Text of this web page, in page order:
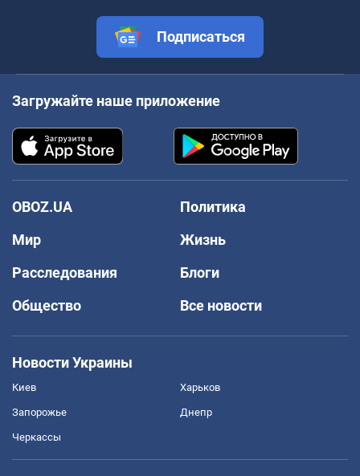
Подписаться
Загружайте наше приложение
OBOZ.UA
Политика
Мир
Жизнь
Расследования
Блоги
Общество
Все новости
Новости Украины
Киев Харьков
Запорожье Днепр
Черкассы